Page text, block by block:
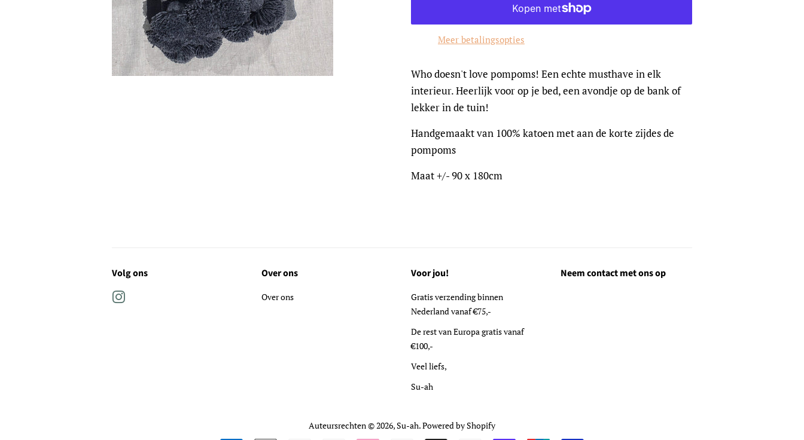
Meer betalingsopties
Who doesn't love pompoms! Een echte musthave in elk
interieur. Heerlijk voor op je bed, een avondje op de bank of
lekker in de tuin!
Handgemaakt van 100% katoen met aan de korte zijdes de
pompoms
Maat +/- 90 x 180cm
Volg ons Over ons
Over ons
Voor jou!
Gratis verzending binnen
Nederland vanaf €75,-
De rest van Europa gratis vanaf
€100,-
Veel liefs,
Su-ah
Neem contact met ons op
Auteursrechten © 2026,Su-ah. Powered by Shopify